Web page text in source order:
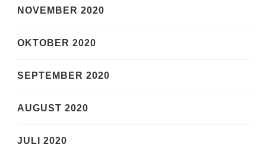
NOVEMBER 2020
OKTOBER 2020
SEPTEMBER 2020
AUGUST 2020
JULI 2020